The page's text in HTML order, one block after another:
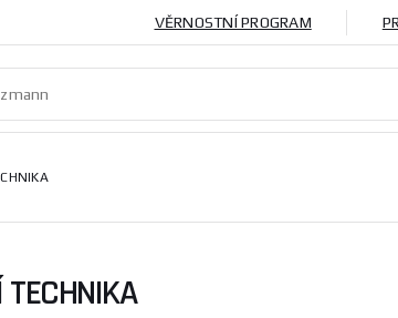
VĚRNOSTNÍ PROGRAM